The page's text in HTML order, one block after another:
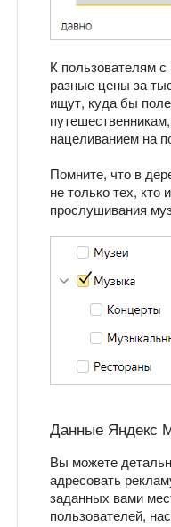
К пользователям
разные цены за
ищут, куда бы
нацеливанием на
Помните, что в
не только тех,
прослушивания
Данные Яндекс
Вы можете
адресовать
заданных вами
пользователей,